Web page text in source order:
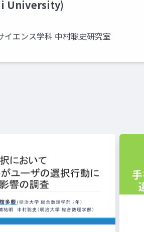
University)
イエンス学科 中村聡史研究室